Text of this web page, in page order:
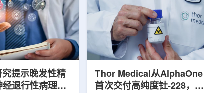
究提示晚发性精
退行性病理相
Thor Medical从AlphaOne
首次交付高纯度钍-228，商